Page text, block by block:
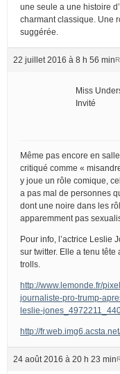
une seule a une histoire
charmant classique. Une
suggérée.
22 juillet 2016 à 8 h 56 min
Miss
Invité
Même pas encore en
critiqué comme «
y joue un rôle comique,
a pas mal de personnes
dont une noire dans les
apparemment pas
Pour info, l’actrice Leslie
sur twitter. Elle a tenu
trolls.
http://www.lemonde.fr/
journaliste-pro-trump-
leslie-
http://
24 août 2016 à 20 h 23 min